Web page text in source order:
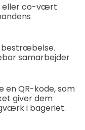
eller co-vært
bestræbelse.
samarbejder
en QR-kode, som
giver dem
i bageriet.